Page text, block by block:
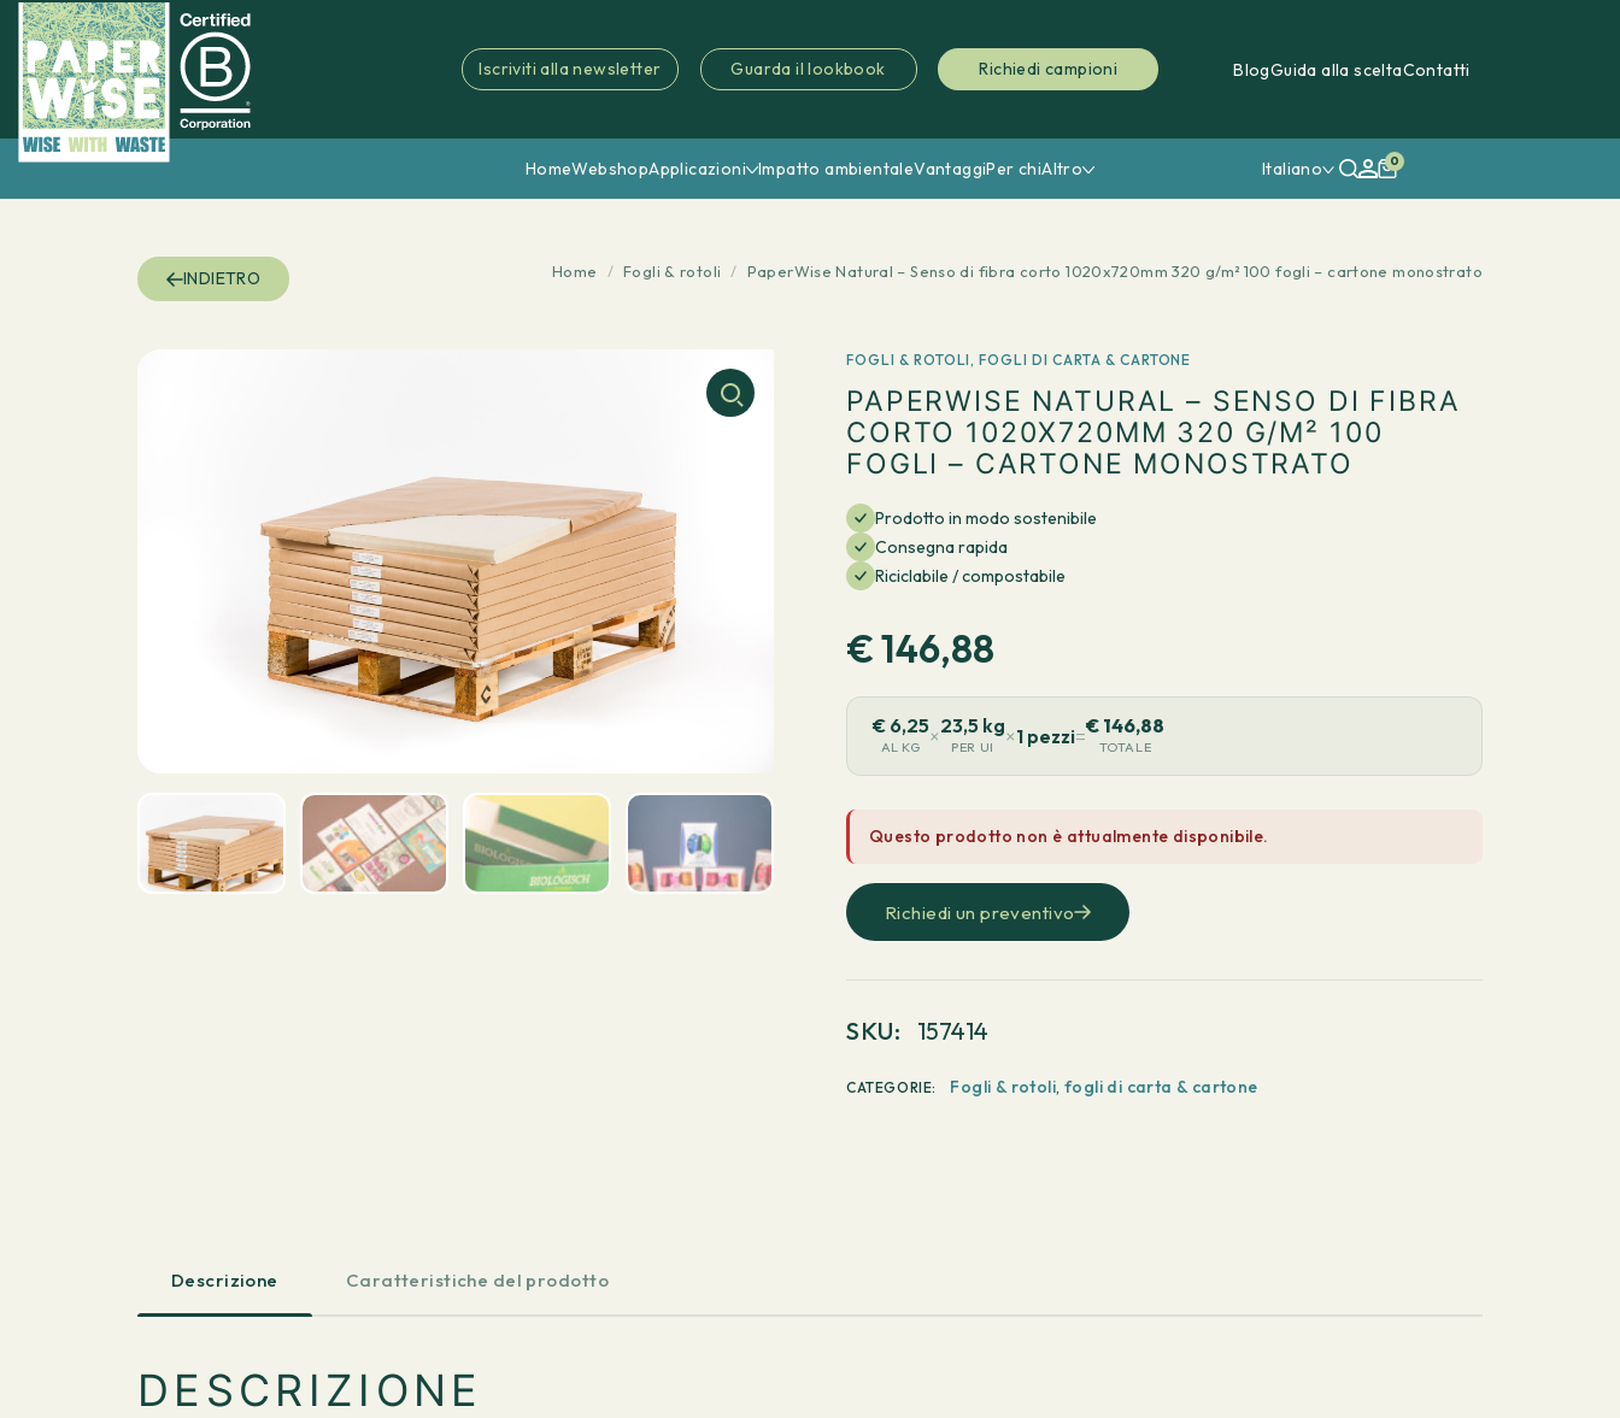
Iscriviti alla newsletter Guarda il lookbook Richiedi campioni BlogGuida alla sceltaContatti
HomeWebshopApplicazioni Impatto ambientaleVantaggiPer chiAltro Italiano 0
INDIETRO Home / Fogli & rotoli / PaperWise Natural – Senso di fibra corto 1020x720mm 320 g/m² 100 fogli – cartone monostrato
FOGLI & ROTOLI,FOGLI DI CARTA & CARTONE
PAPERWISE NATURAL – SENSO DI FIBRA
CORTO 1020X720MM 320 G/M² 100
FOGLI – CARTONE MONOSTRATO
Prodotto in modo sostenibile
Consegna rapida
Riciclabile / compostabile
€146,88
€ 6,25
AL KG ×23,5 kg
PER UI ×1 pezzi=€ 146,88
TOTALE
Questo prodotto non è attualmente disponibile.
Richiedi un preventivo
SKU: 157414
CATEGORIE: Fogli & rotoli, fogli di carta & cartone
Descrizione Caratteristiche del prodotto
DESCRIZIONE